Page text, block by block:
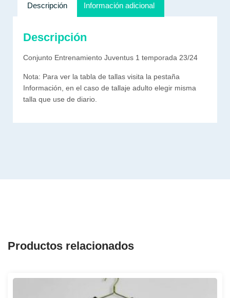
Descripción Información adicional
Descripción
Conjunto Entrenamiento Juventus 1 temporada 23/24
Nota: Para ver la tabla de tallas visita la pestaña
Información, en el caso de tallaje adulto elegir misma
talla que use de diario.
Productos relacionados